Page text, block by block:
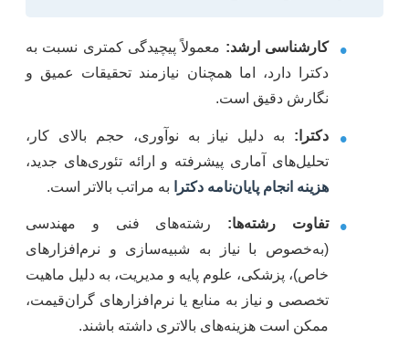
• کارشناسی ارشد: معمولاً پیچیدگی کمتری نسبت به
دکترا دارد، اما همچنان نیازمند تحقیقات عمیق و
نگارش دقیق است.
• دکترا: به دلیل نیاز به نوآوری، حجم بالای کار،
تحلیل‌های آماری پیشرفته و ارائه تئوری‌های جدید،
هزینه انجام پایان‌نامه دکترا
به مراتب بالاتر است.
• تفاوت رشته‌ها: رشته‌های فنی و مهندسی
(به‌خصوص با نیاز به شبیه‌سازی و نرم‌افزارهای
خاص)، پزشکی، علوم پایه و مدیریت، به دلیل ماهیت
تخصصی و نیاز به منابع یا نرم‌افزارهای گران‌قیمت،
ممکن است هزینه‌های بالاتری داشته باشند.